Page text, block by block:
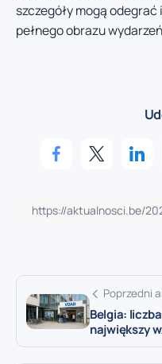
szczegóły mogą
pełnego obrazu
Poprzedni
Belgia:
największy